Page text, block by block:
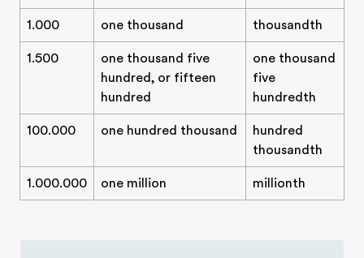
1.000 one thousand thousandth
1.500
one thousand five
hundred, or fifteen
hundred
one thousand
five
hundredth
100.000 one hundred thousand
hundred
thousandth
1.000.000 one million millionth